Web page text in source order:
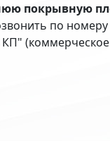
покрывную
по